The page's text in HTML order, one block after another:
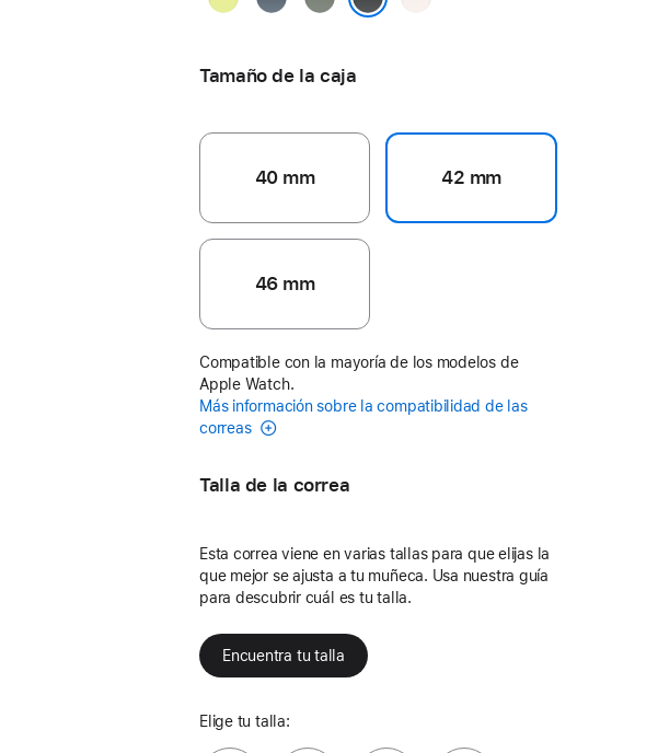
verdoso
Tamaño de la caja
40 mm 42 mm
46 mm
Compatible con la mayoría de los modelos de
Apple Watch.
Más información sobre la compatibilidad de las
correas
Talla de la correa
Esta correa viene en varias tallas para que elijas la
que mejor se ajusta a tu muñeca. Usa nuestra guía
para descubrir cuál es tu talla.
Encuentra tu talla
Elige tu talla: